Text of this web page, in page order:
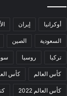
أوكرانيا إيران
السعودية الصين
تركيا روسيا
كأس العالم كأس
كأس العالم 2022